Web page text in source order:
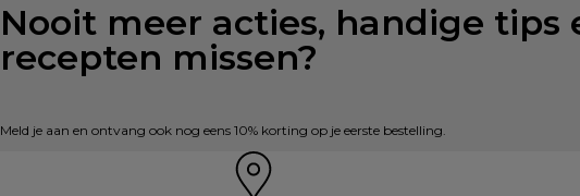
Nooit meer acties, handige tips
recepten missen?
Meld je aan en ontvang ook nog eens 10% korting op je eerste bestelling.